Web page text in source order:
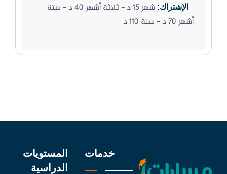
الإشتراك:
شهر 15 د - ثلاثة أشهر 40 د - ستة
أشهر 70 د - سنة 110 د
خدمات
المستويات
الدراسية